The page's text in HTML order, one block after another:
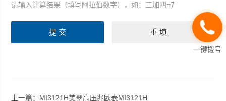
请输入计算结果（填写阿拉伯数字），如：三加四=7
上一篇： MI3121H美翠高压兆欧表MI3121H
一键拨号